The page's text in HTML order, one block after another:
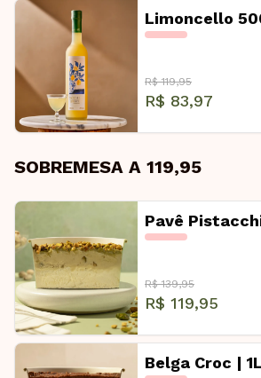
Limoncello
R$ 119,95
R$ 83,97
SOBREMESA A 119,95
Pavê
R$ 139,95
R$ 119,95
Belga Croc | 1L